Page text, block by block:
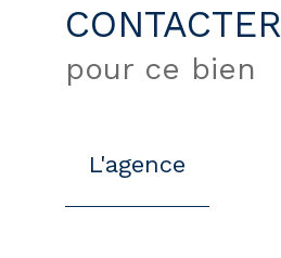
CONTACTER
pour ce bien
L'agence